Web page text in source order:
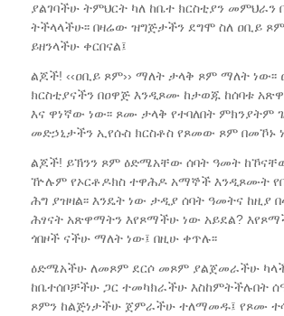
ያልገባችሁ ትምህርት ካለ ከቤተ ክርስቲያን መምህራን
ትችላላችሁ፡፡ በዛሬው ዝግጅታችን ደግሞ ስለ ዐቢይ
ይዘንላችሁ ቀርበናል፤
ልጆች! ‹‹ዐቢይ ጾም›› ማለት ታላቅ ጾም ማለት ነው፡፡
ክርስቲያናችን በዐዋጅ እንዲጾሙ ከታወጁ ከሰባቱ
እና ዋነኛው ነው፡፡ ጾሙ ታላቅ የተባለበት ምክንያትም
መድኃኒታችን ኢየሱስ ክርስቶስ የጾመው ጾም በመኾኑ
ልጆች! ይኽንን ጾም ዕድሜአቸው ሰባት ዓመት
ዅሉም የኦርቶዶክስ ተዋሕዶ አማኞች እንዲጾሙት
ሕግ ያዝዛል፡፡ እንዴት ነው ታዲያ ሰባት ዓመትና ከዚያ
ሕፃናት አጽዋማትን እየጾማችሁ ነው አይደል?
ጎበዞች ናችሁ ማለት ነው፤ በዚሁ ቀጥሉ፡፡
ዕድሜአችሁ ለመጾም ደርሶ መጾም ያልጀመራችሁ
ከቤተሰቦቻችሁ ጋር ተመካክራችሁ እስከምትችሉበት
ጾምን ከልጅነታችሁ ጀምራችሁ ተለማመዱ፤ የጾሙ